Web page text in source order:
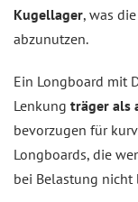
Kugellager, was
abzunutzen.
Ein Longboard mit
Lenkung träger als
bevorzugen für
Longboards, die
bei Belastung nicht